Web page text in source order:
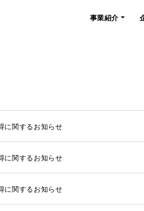
事業紹介
に関するお知らせ
に関するお知らせ
に関するお知らせ